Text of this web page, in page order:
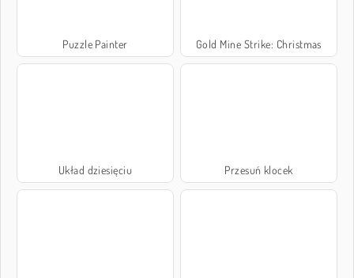
Puzzle Painter Gold Mine Strike: Christmas
Układ dziesięciu Przesuń klocek